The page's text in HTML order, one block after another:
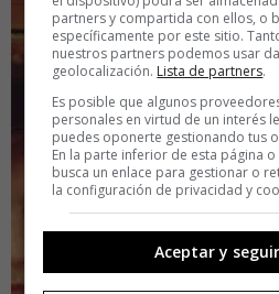
partners y compartida con ellos, o
específicamente por este sitio.
nuestros partners podemos usar
geolocalización. Lista de partners.
Es posible que algunos
personales en virtud de un interés
puedes oponerte gestionando tus
En la parte inferior de esta página
busca un enlace para gestionar o
la configuración de privacidad y
Aceptar y seguir